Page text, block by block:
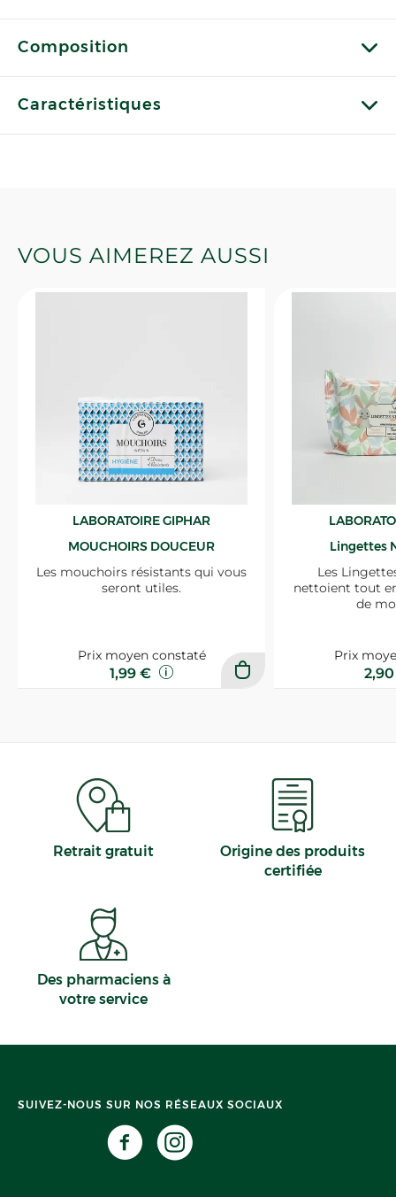
Composition
Caractéristiques
VOUS AIMEREZ AUSSI
LABORATOIRE GIPHAR
MOUCHOIRS DOUCEUR
Les mouchoirs résistants qui vous
seront utiles.
Prix moyen constaté
1,99 €
Lingettes
Les
nettoient tout
de
Prix
Retrait gratuit
Origine des produits
certifiée
Des pharmaciens à
votre service
SUIVEZ-NOUS SUR NOS RÉSEAUX SOCIAUX